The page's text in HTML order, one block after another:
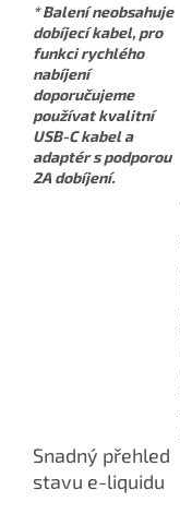
* Balení neobsahuje
dobíjecí kabel, pro
funkci rychlého
nabíjení
doporučujeme
používat kvalitní
USB-C kabel a
adaptér s podporou
2A dobíjení.
Snadný přehled
stavu e-liquidu